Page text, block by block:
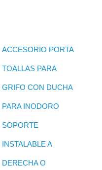
ACCESORIO PORTA
TOALLAS PARA
GRIFO CON DUCHA
PARA INODORO
SOPORTE
INSTALABLE A
DERECHA O